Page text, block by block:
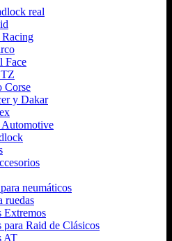
real
Face
Corse
y Dakar
neumáticos
ruedas
Extremos
para Raid de Clásicos
AT